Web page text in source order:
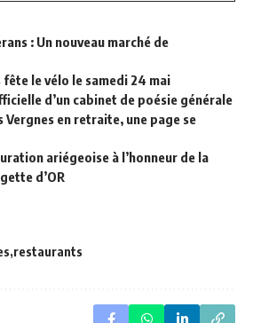
: Un nouveau marché de
fête le vélo le samedi 24 mai
d’un cabinet de poésie générale
Vergnes en retraite, une page se
ariégeoise à l’honneur de la
d’OR
restaurants